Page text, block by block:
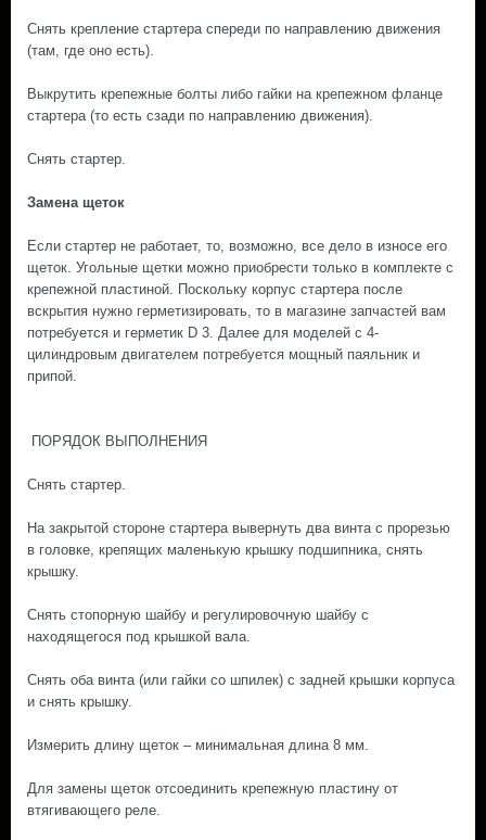
Снять крепление стартера спереди по направлению движения
(там, где оно есть).
Выкрутить крепежные болты либо гайки на крепежном фланце
стартера (то есть сзади по направлению движения).
Снять стартер.
Замена щеток
Если стартер не работает, то, возможно, все дело в износе его
щеток. Угольные щетки можно приобрести только в комплекте с
крепежной пластиной. Поскольку корпус стартера после
вскрытия нужно герметизировать, то в магазине запчастей вам
потребуется и герметик D 3. Далее для моделей с 4-
цилиндровым двигателем потребуется мощный паяльник и
припой.
ПОРЯДОК ВЫПОЛНЕНИЯ
Снять стартер.
На закрытой стороне стартера вывернуть два винта с прорезью
в головке, крепящих маленькую крышку подшипника, снять
крышку.
Снять стопорную шайбу и регулировочную шайбу с
находящегося под крышкой вала.
Снять оба винта (или гайки со шпилек) с задней крышки корпуса
и снять крышку.
Измерить длину щеток – минимальная длина 8 мм.
Для замены щеток отсоединить крепежную пластину от
втягивающего реле.